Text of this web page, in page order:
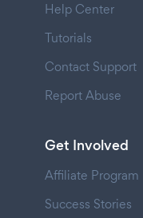
Help Center
Tutorials
Contact Support
Report Abuse
Get Involved
Affiliate Program
Success Stories